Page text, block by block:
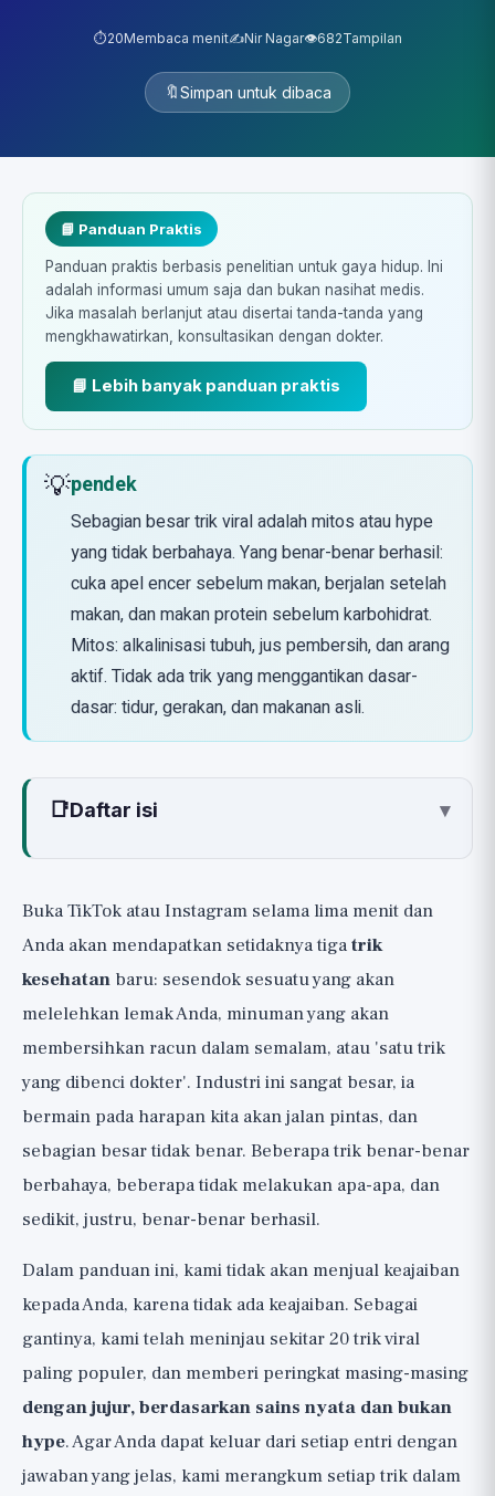
⏱️20Membaca menit✍️Nir Nagar👁️682Tampilan
🔖Simpan untuk dibaca
📘 Panduan Praktis
Panduan praktis berbasis penelitian untuk gaya hidup. Ini
adalah informasi umum saja dan bukan nasihat medis.
Jika masalah berlanjut atau disertai tanda-tanda yang
mengkhawatirkan, konsultasikan dengan dokter.
📘 Lebih banyak panduan praktis
💡pendek
Sebagian besar trik viral adalah mitos atau hype
yang tidak berbahaya. Yang benar-benar berhasil:
cuka apel encer sebelum makan, berjalan setelah
makan, dan makan protein sebelum karbohidrat.
Mitos: alkalinisasi tubuh, jus pembersih, dan arang
aktif. Tidak ada trik yang menggantikan dasar-
dasar: tidur, gerakan, dan makanan asli.
📑Daftar isi ▾
🟢 Trik yang Benar-Benar Berhasil
🔴 Mitos dan Berbahaya: Di Sini Anda
Cara Mengidentifikasi Mitos Kesehatan
Sendiri
Kesimpulan Jujur: Tidak Ada Trik yang
Menggantikan Dasar-Dasar
Buka TikTok atau Instagram selama lima menit dan
Anda akan mendapatkan setidaknya tigatrik
kesehatan baru: sesendok sesuatu yang akan
melelehkan lemak Anda, minuman yang akan
membersihkan racun dalam semalam, atau 'satu trik
yang dibenci dokter'. Industri ini sangat besar, ia
bermain pada harapan kita akan jalan pintas, dan
sebagian besar tidak benar. Beberapa trik benar-benar
berbahaya, beberapa tidak melakukan apa-apa, dan
sedikit, justru, benar-benar berhasil.
Dalam panduan ini, kami tidak akan menjual keajaiban
kepada Anda, karena tidak ada keajaiban. Sebagai
gantinya, kami telah meninjau sekitar 20 trik viral
paling populer, dan memberi peringkat masing-masing
dengan jujur, berdasarkan sains nyata dan bukan
hype. Agar Anda dapat keluar dari setiap entri dengan
jawaban yang jelas, kami merangkum setiap trik dalam